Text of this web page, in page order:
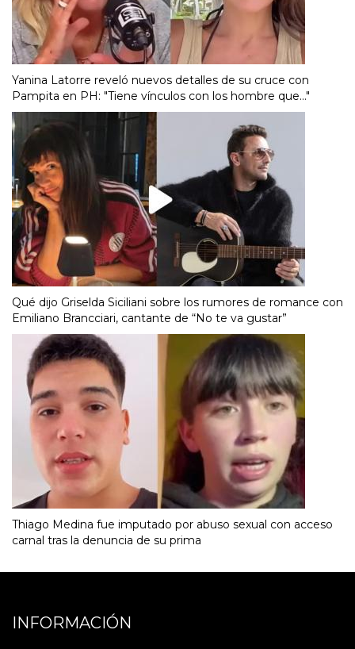
Yanina Latorre reveló nuevos detalles de su cruce con
Pampita en PH: "Tiene vínculos con los hombre que..."
Qué dijo Griselda Siciliani sobre los rumores de romance con
Emiliano Brancciari, cantante de “No te va gustar”
Thiago Medina fue imputado por abuso sexual con acceso
carnal tras la denuncia de su prima
INFORMACIÓN